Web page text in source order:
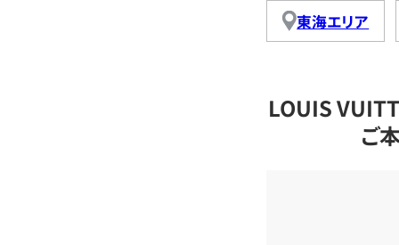
東海エリア
LOUIS
ご